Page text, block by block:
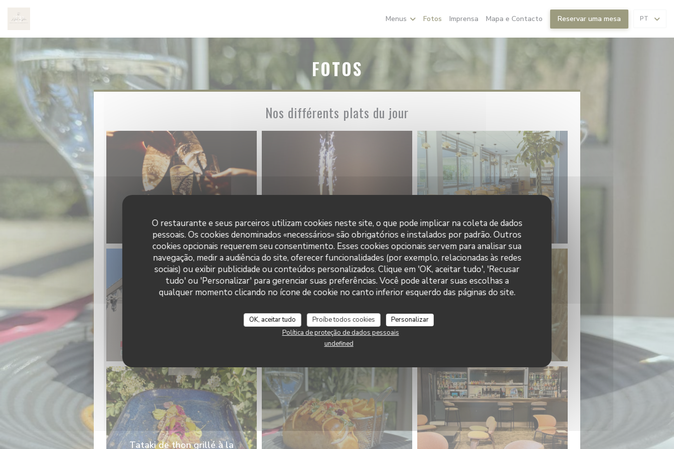
O restaurante e seus parceiros utilizam cookies neste site, o que pode implicar na coleta de dados
pessoais. Os cookies denominados «necessários» são obrigatórios e instalados por padrão. Outros
cookies opcionais requerem seu consentimento. Esses cookies opcionais servem para analisar sua
navegação, medir a audiência do site, oferecer funcionalidades (por exemplo, relacionadas às redes
sociais) ou exibir publicidade ou conteúdos personalizados. Clique em 'OK, aceitar tudo', 'Recusar
tudo' ou 'Personalizar' para gerenciar suas preferências. Você pode alterar suas escolhas a
qualquer momento clicando no ícone de cookie no canto inferior esquerdo das páginas do site.
OK, aceitar tudo Proíbe todos cookies
Personalizar
Política de proteção de dados pessoais
undefined
Menus Fotos Imprensa Mapa e Contacto Reservar uma mesa PT
FOTOS
Nos différents plats du jour
Restaurant
© La Table du Parc
Panna Cotta d'asperges
blanches
© La Table du Parc
Tataki de thon grillé à la